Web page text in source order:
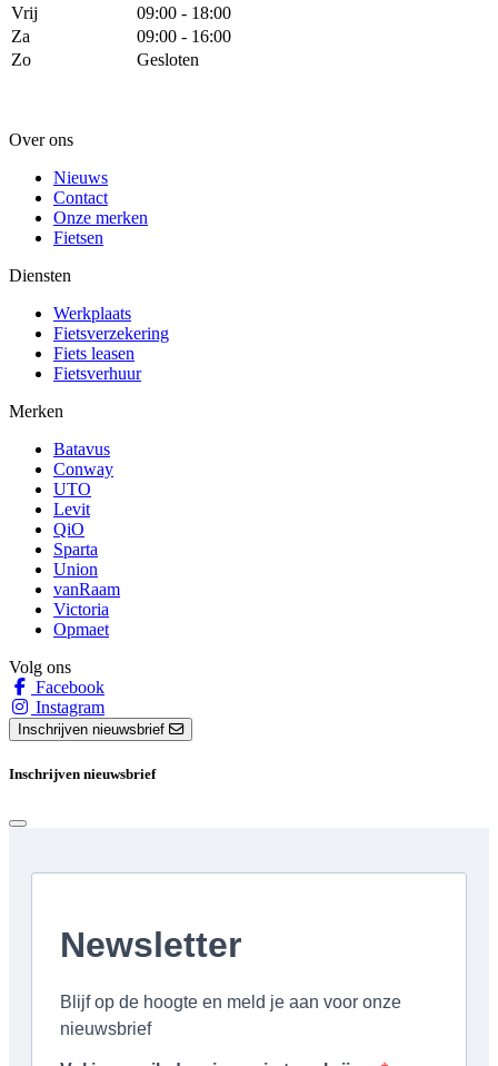
Vrij
09:00 - 18:00
Za
09:00 - 16:00
Zo
Gesloten
Over ons
Nieuws
Contact
Onze merken
Fietsen
Diensten
Werkplaats
Fietsverzekering
Fiets leasen
Fietsverhuur
Merken
Batavus
Conway
UTO
Levit
QiO
Sparta
Union
vanRaam
Victoria
Opmaet
Volg ons
Facebook
Instagram
Inschrijven nieuwsbrief
Inschrijven nieuwsbrief